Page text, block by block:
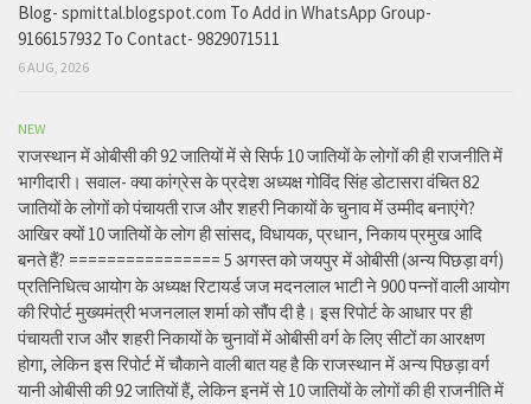
Blog- spmittal.blogspot.com To Add in WhatsApp Group-
9166157932 To Contact- 9829071511
6 AUG, 2026
NEW
राजस्थान में ओबीसी की 92 जातियों में से सिर्फ 10 जातियों के लोगों की ही राजनीति में
भागीदारी। सवाल- क्या कांग्रेस के प्रदेश अध्यक्ष गोविंद सिंह डोटासरा वंचित 82
जातियों के लोगों को पंचायती राज और शहरी निकायों के चुनाव में उम्मीद बनाएंगे?
आखिर क्यों 10 जातियों के लोग ही सांसद, विधायक, प्रधान, निकाय प्रमुख आदि
बनते हैं? ================ 5 अगस्त को जयपुर में ओबीसी (अन्य पिछड़ा वर्ग)
प्रतिनिधित्व आयोग के अध्यक्ष रिटायर्ड जज मदनलाल भाटी ने 900 पन्नों वाली आयोग
की रिपोर्ट मुख्यमंत्री भजनलाल शर्मा को सौंप दी है। इस रिपोर्ट के आधार पर ही
पंचायती राज और शहरी निकायों के चुनावों में ओबीसी वर्ग के लिए सीटों का आरक्षण
होगा, लेकिन इस रिपोर्ट में चौकाने वाली बात यह है कि राजस्थान में अन्य पिछड़ा वर्ग
यानी ओबीसी की 92 जातियों हैं, लेकिन इनमें से 10 जातियों के लोगों की ही राजनीति में